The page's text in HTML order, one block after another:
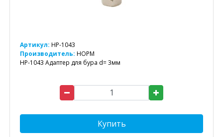
Артикул: HP-1043
Производитель: НОРМ
HP-1043 Адаптер для бура d= 3мм
Купить